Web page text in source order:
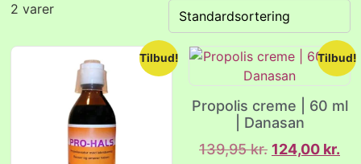
2 varer
Tilbud! Tilbud!
Propolis creme | 60 ml
| Danasan
139,95kr. 124,00 kr.